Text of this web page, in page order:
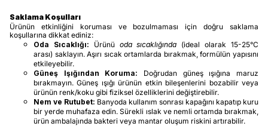
Saklama Koşulları
Ürünün etkinliğini koruması ve bozulmaması için doğru saklama
koşullarına dikkat ediniz:
Oda Sıcaklığı: Ürünü oda sıcaklığında (ideal olarak 15-25°C
arası) saklayın. Aşırı sıcak ortamlarda bırakmak, formülün yapısını
etkileyebilir.
Güneş Işığından Koruma: Doğrudan güneş ışığına maruz
bırakmayın. Güneş ışığı ürünün etkin bileşenlerini bozabilir veya
ürünün renk/koku gibi fiziksel özelliklerini değiştirebilir.
Nem ve Rutubet: Banyoda kullanım sonrası kapağını kapatıp kuru
bir yerde muhafaza edin. Sürekli ıslak ve nemli ortamda bırakmak,
ürün ambalajında bakteri veya mantar oluşum riskini artırabilir.